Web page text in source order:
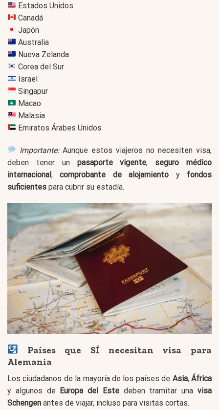
Estados Unidos
Canadá
Japón
Australia
Nueva Zelanda
Corea del Sur
Israel
Singapur
Macao
Malasia
Emiratos Árabes Unidos
Importante:Aunque estos viajeros no necesiten visa,
deben tener un pasaporte vigente, seguro médico
internacional,comprobante de alojamiento y fondos
suficientes para cubrir su estadía.
Países que SÍ necesitan visa para
Alemania
Los ciudadanos de la mayoría de los países de Asia,África
y algunos de Europa del Estedeben tramitar unavisa
Schengen antes de viajar, incluso para visitas cortas.